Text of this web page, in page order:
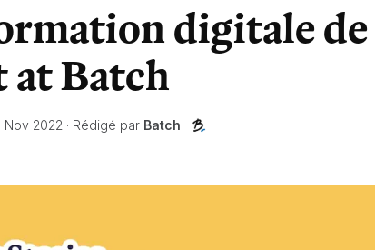
digitale de
at Batch
Nov 2022 · Rédigé par Batch